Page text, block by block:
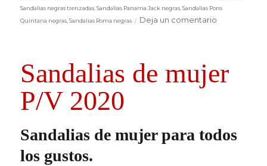
Sandalias negras trenzadas ,Sandalias Panama Jack negras ,Sandalias Pons
Quintana negras ,Sandalias Roma negras Deja un comentario
Sandalias de mujer
P/V 2020
Sandalias de mujer para todos
los gustos.